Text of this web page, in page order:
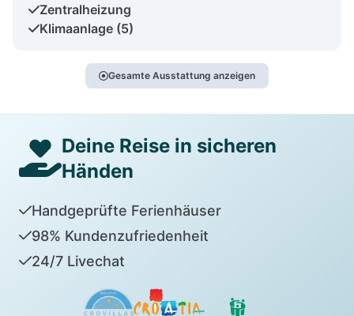
Zentralheizung
Klimaanlage (5)
Gesamte Ausstattung anzeigen
Deine Reise in sicheren
Händen
Handgeprüfte Ferienhäuser
98% Kundenzufriedenheit
24/7 Livechat